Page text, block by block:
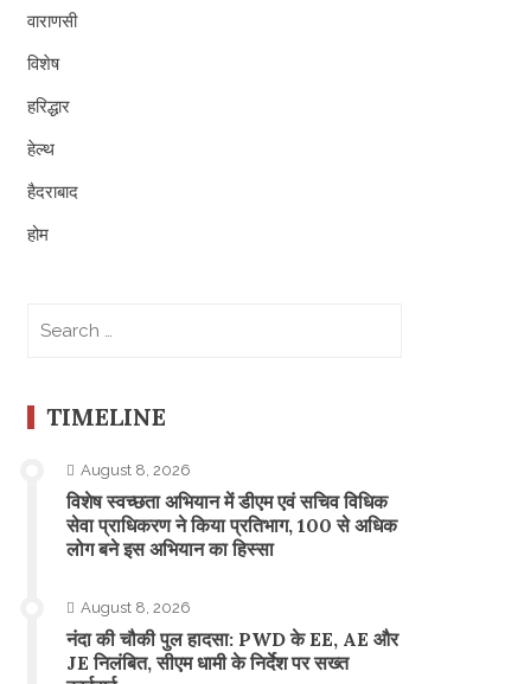
वाराणसी
विशेष
हरिद्धार
हेल्थ
हैदराबाद
होम
TIMELINE
August 8, 2026
विशेष स्वच्छता अभियान में डीएम एवं सचिव विधिक
सेवा प्राधिकरण ने किया प्रतिभाग, 100 से अधिक
लोग बने इस अभियान का हिस्सा
August 8, 2026
नंदा की चौकी पुल हादसा: PWD के EE, AE और
JE निलंबित, सीएम धामी के निर्देश पर सख्त